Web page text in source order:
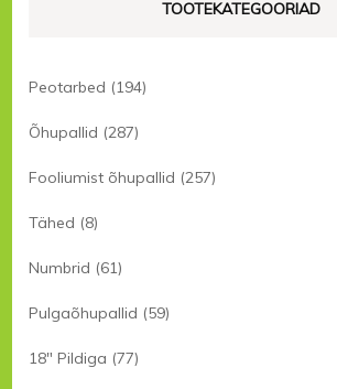
TOOTEKATEGOORIAD
Peotarbed (194)
Õhupallid (287)
Fooliumist õhupallid (257)
Tähed (8)
Numbrid (61)
Pulgaõhupallid (59)
18" Pildiga (77)